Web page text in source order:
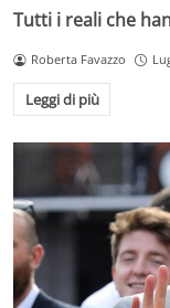
Tutti i reali che
Roberta Favazzo
Leggi di più